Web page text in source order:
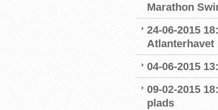
Marathon
24-06-2015
Atlanterhavet
04-06-2015
09-02-2015
plads